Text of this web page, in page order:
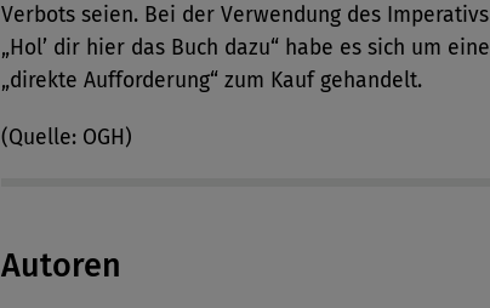
Verbots seien. Bei der Verwendung des Imperativs
„Hol’ dir hier das Buch dazu“ habe es sich um eine
„direkte Aufforderung“ zum Kauf gehandelt.
(Quelle: OGH)
Autoren